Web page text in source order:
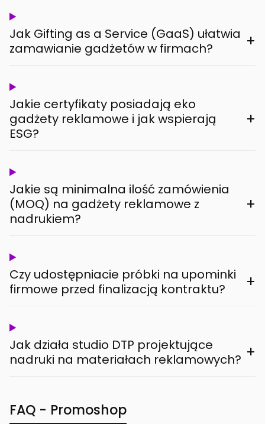
Jak Gifting as a Service (GaaS) ułatwia
zamawianie gadżetów w firmach?
+
Jakie certyfikaty posiadają eko
gadżety reklamowe i jak wspierają
ESG?
+
Jakie są minimalna ilość zamówienia
(MOQ) na gadżety reklamowe z
nadrukiem?
+
Czy udostępniacie próbki na upominki
firmowe przed finalizacją kontraktu?
+
Jak działa studio DTP projektujące
nadruki na materiałach reklamowych? +
FAQ - Promoshop